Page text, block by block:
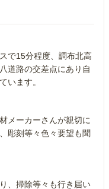
で15分程度、調布北高
道路の交差点にあり自
います。
メーカーさんが親切に
彫刻等々色々要望も聞
、掃除等々も行き届い